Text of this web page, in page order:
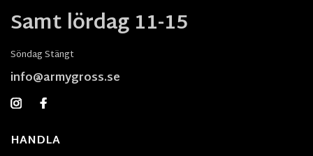
Samt lördag 11-15
Söndag Stängt
info@armygross.se
HANDLA